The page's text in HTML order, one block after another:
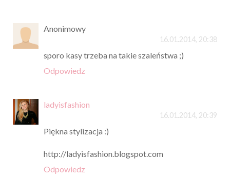
Anonimowy
16.01.2014, 20:38
sporo kasy trzeba na takie szaleństwa ;)
Odpowiedz
ladyisfashion
16.01.2014, 20:39
Piękna stylizacja :)
http://ladyisfashion.blogspot.com
Odpowiedz